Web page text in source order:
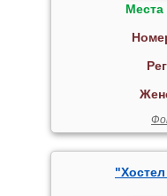
Места